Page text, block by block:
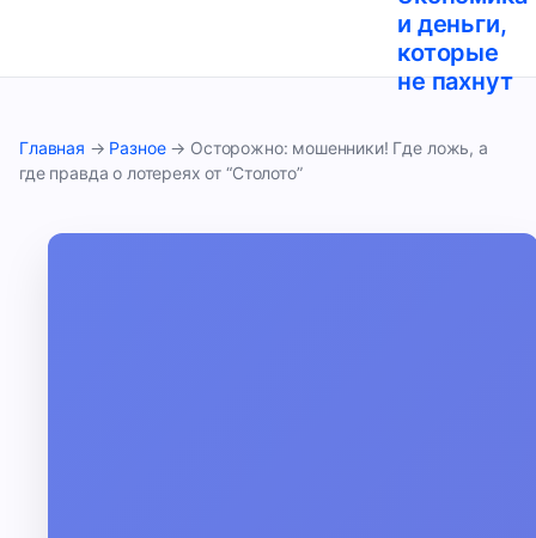
и деньги,
которые
не пахнут
Главная → Разное→ Осторожно: мошенники! Где ложь, а
где правда о лотереях от “Столото”